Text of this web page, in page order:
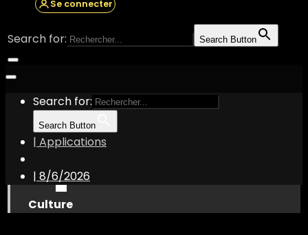
Se connecter
Search for: Search Button
Search for:
Search Button
| Applications
| 8/6/2026
Culture